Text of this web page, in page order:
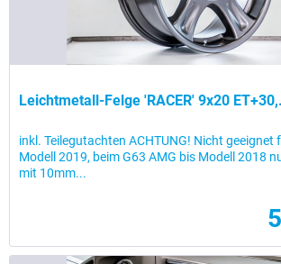
Leichtmetall-Felge 'RACER' 9x20
inkl. Teilegutachten ACHTUNG! Nicht geeignet
Modell 2019, beim G63 AMG bis Modell 2018
mit 10mm...